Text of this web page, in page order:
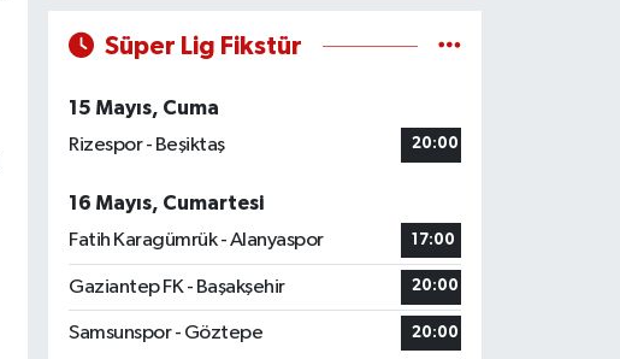
Süper Lig Fikstür
15 Mayıs, Cuma
Rizespor - Beşiktaş
20:00
16 Mayıs, Cumartesi
Fatih Karagümrük - Alanyaspor
17:00
Gaziantep FK - Başakşehir 20:00
Samsunspor - Göztepe 20:00